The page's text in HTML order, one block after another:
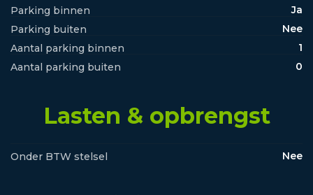
Parking binnen
Ja
Parking buiten
Nee
Aantal parking binnen
1
Aantal parking buiten
0
Lasten & opbrengst
Onder BTW stelsel Nee